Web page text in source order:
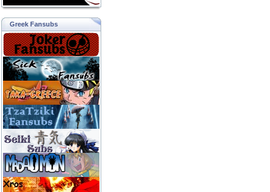
Greek Fansubs